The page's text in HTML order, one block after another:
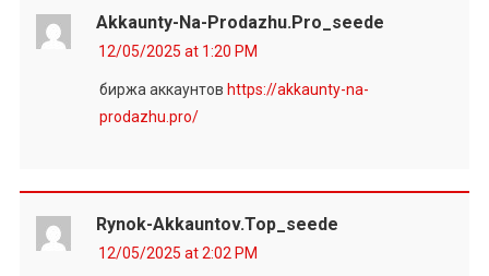
Akkaunty-Na-Prodazhu.pro_seede
12/05/2025 at 1:20 PM
биржа аккаунтов https://akkaunty-na-
prodazhu.pro/
Rynok-Akkauntov.top_seede
12/05/2025 at 2:02 PM